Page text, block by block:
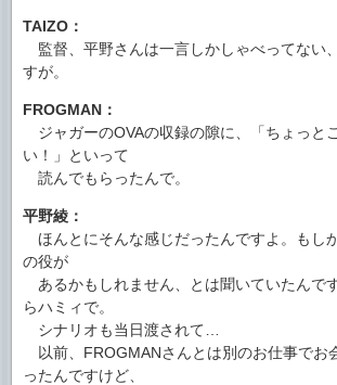
TAIZO：
監督、平野さんは一言しかしゃべってない
すが。
FROGMAN：
ジャガーのOVAの収録の隙に、「ちょっと
い！」といって
読んでもらったんで。
平野綾：
ほんとにそんな感じだったんですよ。もし
の役が
あるかもしれません、とは聞いていたんで
らハミィで。
シナリオも当日渡されて…
以前、FROGMANさんとは別のお仕事でお
ったんですけど、